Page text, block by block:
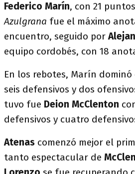
Federico Marín, con 21
Azulgrana fue el máximo
encuentro, seguido por
equipo cordobés, con 18
En los rebotes, Marín dominó
seis defensivos y dos
tuvo fue Deion McClenton
defensivos y cuatro
Atenas comenzó mejor el
tanto espectacular de